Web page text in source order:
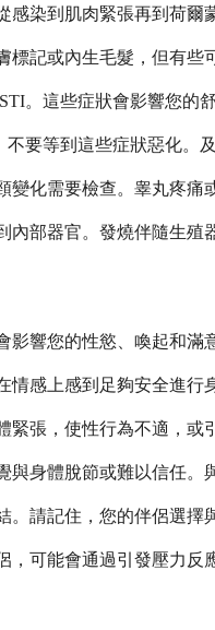
染到肌肉緊張再到荷爾
記或內生毛髮，但有些
。這些症狀會影響您的
要等到這些症狀惡化。
化需要檢查。睾丸疼痛
部器官。發燒伴隨生殖
響您的性慾、喚起和滿
感上感到足夠安全進行
張，使性行為不適，
身體脫節或難以信任。
請記住，您的伴侶選擇
可能會通過引發壓力